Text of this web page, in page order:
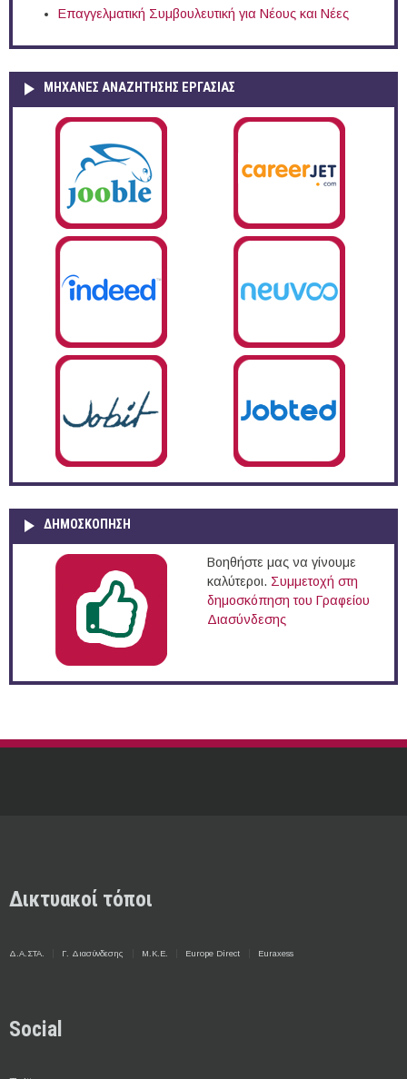
Επαγγελματική Συμβουλευτική για Νέους και Νέες
ΜΗΧΑΝΕΣ ΑΝΑΖΗΤΗΣΗΣ ΕΡΓΑΣΙΑΣ
ΔΗΜΟΣΚΌΠΗΣΗ
Βοηθήστε μας να γίνουμε
καλύτεροι. Συμμετοχή στη
δημοσκόπηση του Γραφείου
Διασύνδεσης
Δικτυακοί τόποι
Δ.Α.ΣΤΑ. Γ. Διασύνδεσης Μ.Κ.Ε. Europe Direct Euraxess
Social